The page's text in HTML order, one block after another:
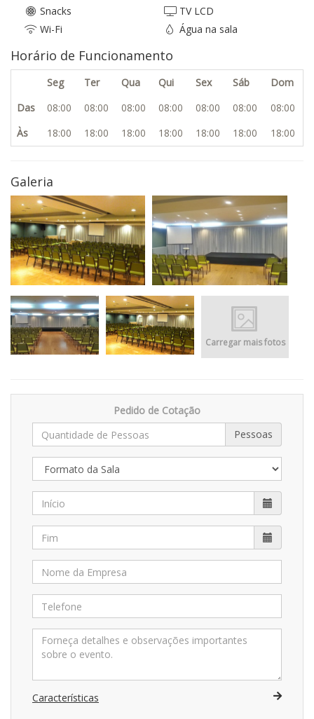
Snacks
TV LCD
Wi-Fi
Água na sala
Horário de Funcionamento
Seg Ter Qua Qui Sex Sáb
Dom
Das
08:00 08:00 08:00 08:00 08:00 08:00
08:00
Às
18:00 18:00 18:00 18:00 18:00 18:00 18:00
Galeria
Carregar mais fotos
Pedido de Cotação
Pessoas
Características